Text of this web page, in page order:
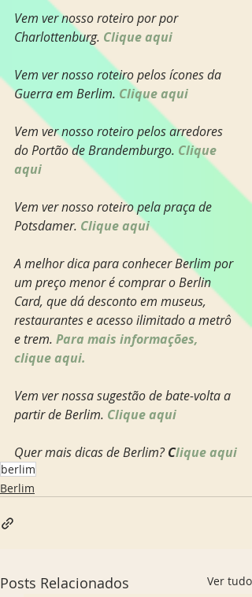
Vem ver nosso roteiro por por
Charlottenburg. Clique aqui
Vem ver nosso roteiro pelos ícones da
Guerra em Berlim. Clique aqui
Vem ver nosso roteiro pelos arredores
do Portão de Brandemburgo. Clique
aqui
Vem ver nosso roteiro pela praça de
Potsdamer. Clique aqui
A melhor dica para conhecer Berlim por
um preço menor é comprar o Berlin
Card, que dá desconto em museus,
restaurantes e acesso ilimitado a metrô
e trem. Para mais informações,
clique aqui.
Vem ver nossa sugestão de bate-volta a
partir de Berlim. Clique aqui
Quer mais dicas de Berlim? Clique aqui
berlim
Berlim
Posts Relacionados Ver tudo